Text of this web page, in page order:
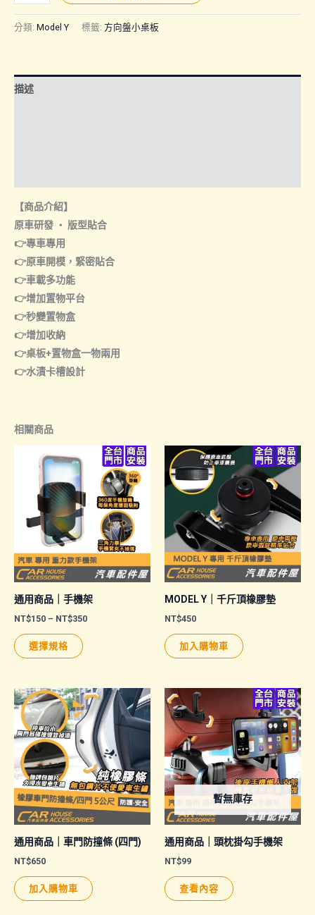
Y
｜
盤
分類: Model Y 標籤: 方向盤小桌板
描述
【商品介紹】
原車研發 ‧ 版型貼合
👉專車專用
👉原車開模，緊密貼合
👉車載多功能
👉增加置物平台
👉秒變置物盒
👉增加收納
👉桌板+置物盒一物兩用
👉水漬卡槽設計
相關商品
通用商品｜手機架
NT$150 – NT$350價
NT$350
選擇規格
有
多
種
款
式。
可
在
產
品
面
選
MODEL Y｜千斤頂橡膠墊
NT$450
加入購物車
通用商品｜車門防撞條 (四門)
NT$650
加入購物車
暫無庫存
通用商品｜頭枕掛勾手機架
NT$99
查看內容